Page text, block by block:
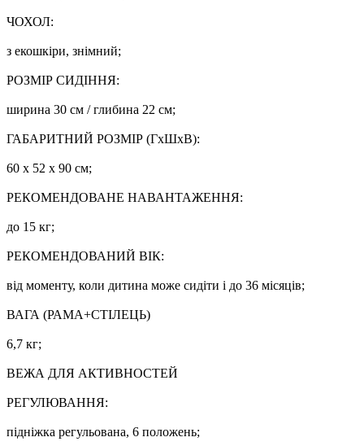
ЧОХОЛ:
з екошкіри, знімний;
РОЗМІР СИДІННЯ:
ширина 30 см / глибина 22 см;
ГАБАРИТНИЙ РОЗМІР (ГхШхВ):
60 х 52 х 90 см;
РЕКОМЕНДОВАНЕ НАВАНТАЖЕННЯ:
до 15 кг;
РЕКОМЕНДОВАНИЙ ВІК:
від моменту, коли дитина може сидіти і до 36 місяців;
ВАГА (РАМА+СТІЛЕЦЬ)
6,7 кг;
ВЕЖА ДЛЯ АКТИВНОСТЕЙ
РЕГУЛЮВАННЯ:
підніжка регульована, 6 положень;